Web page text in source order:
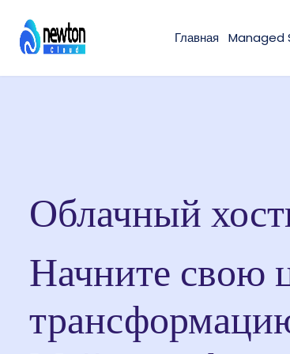
Главная Managed
Облачный
Начните свою